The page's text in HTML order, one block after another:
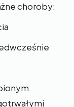
choroby: